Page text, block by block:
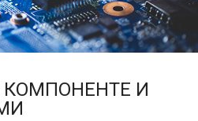
КОМПОНЕНТЕ И